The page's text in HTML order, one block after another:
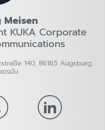
Meisen
KUKA Corporate
140, 86165 Augsburg,
อรมัน